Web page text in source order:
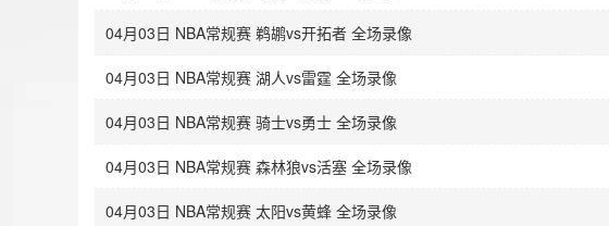
04月03日 NBA常规赛 鹈鹕vs开拓者 全场录像
04月03日 NBA常规赛 湖人vs雷霆 全场录像
04月03日 NBA常规赛 骑士vs勇士 全场录像
04月03日 NBA常规赛 森林狼vs活塞 全场录像
04月03日 NBA常规赛 太阳vs黄蜂 全场录像